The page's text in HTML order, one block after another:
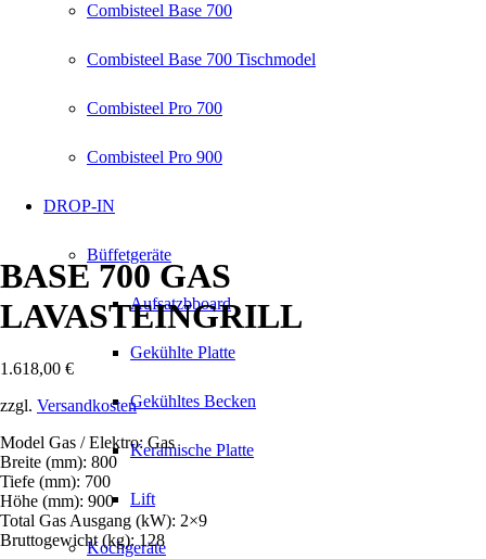
Combisteel Base 700
Combisteel Base 700 Tischmodel
Combisteel Pro 700
Combisteel Pro 900
DROP-IN
Büffetgeräte
Aufsatzbboard
Gekühlte Platte
Gekühltes Becken
Keramische Platte
Lift
Kochgeräte
BASE 700 GAS
LAVASTEINGRILL
1.618,00 €
zzgl. Versandkosten
Model Gas / Elektro: Gas
Breite (mm): 800
Tiefe (mm): 700
Höhe (mm): 900
Total Gas Ausgang (kW): 2×9
Bruttogewicht (kg): 128